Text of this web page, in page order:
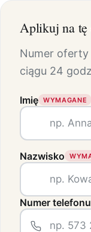
Aplikuj na tę
Numer
ciągu 24
Imię WYMAGANE
Nazwisko
Numer telefonu